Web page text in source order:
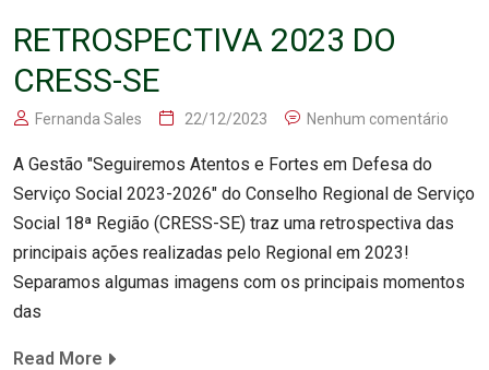
RETROSPECTIVA 2023 DO
CRESS-SE
Fernanda Sales 22/12/2023 Nenhum comentário
A Gestão "Seguiremos Atentos e Fortes em Defesa do
Serviço Social 2023-2026" do Conselho Regional de Serviço
Social 18ª Região (CRESS-SE) traz uma retrospectiva das
principais ações realizadas pelo Regional em 2023!
Separamos algumas imagens com os principais momentos
das
Read More